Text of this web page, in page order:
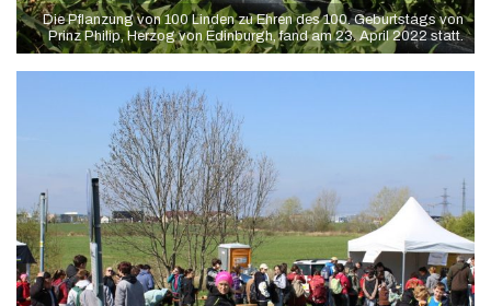
Die Pflanzung von 100 Linden zu Ehren des 100. Geburtstags von
Prinz Philip, Herzog von Edinburgh, fand am 23. April 2022 statt.